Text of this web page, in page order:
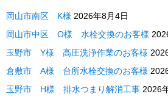
岡山市南区 K様 2026年8月4日
岡山市中区 O様 水栓交換のお客様
玉野市 Y様 高圧洗浄作業のお客様
倉敷市 A様 台所水栓交換のお客様
玉野市 H様 排水つまり解消工事 2026